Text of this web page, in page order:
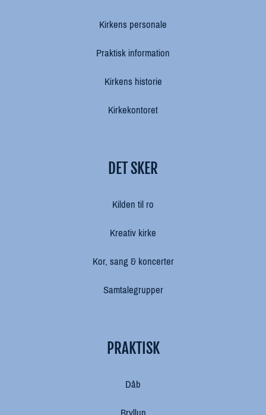
Kirkens personale
Praktisk information
Kirkens historie
Kirkekontoret
DET SKER
Kilden til ro
Kreativ kirke
Kor, sang & koncerter
Samtalegrupper
PRAKTISK
Dåb